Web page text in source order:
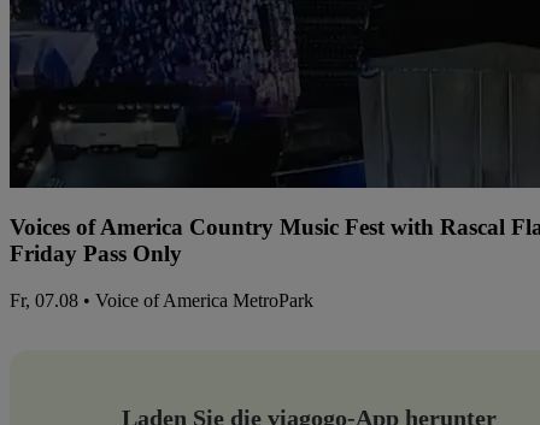
Voices of America Country Music Fest with Rascal
Friday Pass Only
Fr, 07.08 • Voice of America MetroPark
Laden Sie die viagogo-App herunter